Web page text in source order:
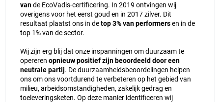
vande EcoVadis-certificering. In 2019 ontvingen wij
overigens voor het eerst goud en in 2017 zilver. Dit
resultaat plaatst ons in detop 3% van performersen in de
top 1% van de sector.
Wij zijn erg blij dat onze inspanningen om duurzaam te
opereren opnieuw positief zijn beoordeeld door een
neutrale partij. De duurzaamheidsbeoordelingen helpen
ons om ons voortdurend te verbeteren op het gebied van
milieu, arbeidsomstandigheden, zakelijk gedrag en
toeleveringsketen. Op deze manier identificeren wij